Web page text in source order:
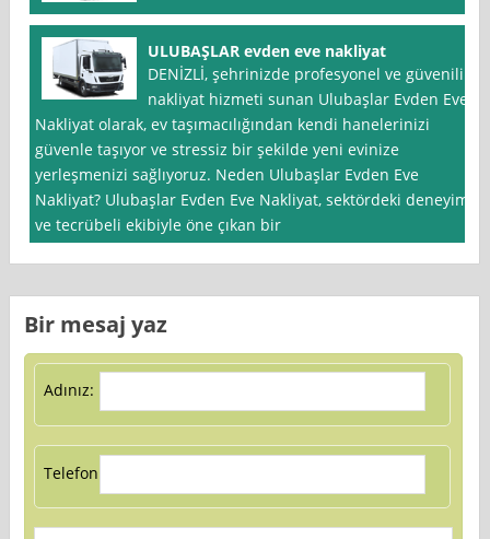
ULUBAŞLAR evden eve nakliyat
DENİZLİ, şehrinizde profesyonel ve güvenilir
nakliyat hizmeti sunan Ulubaşlar Evden Eve
Nakliyat olarak, ev taşımacılığından kendi hanelerinizi
güvenle taşıyor ve stressiz bir şekilde yeni evinize
yerleşmenizi sağlıyoruz. Neden Ulubaşlar Evden Eve
Nakliyat? Ulubaşlar Evden Eve Nakliyat, sektördeki deneyimi
ve tecrübeli ekibiyle öne çıkan bir
Bir mesaj yaz
Adınız:
Telefon: